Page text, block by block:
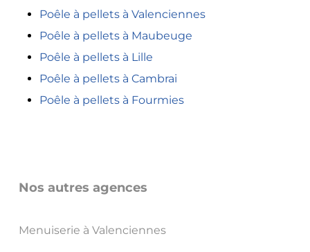
Poêle à pellets à Valenciennes
Poêle à pellets à Maubeuge
Poêle à pellets à Lille
Poêle à pellets à Cambrai
Poêle à pellets à Fourmies
Nos autres agences
Menuiserie à Valenciennes